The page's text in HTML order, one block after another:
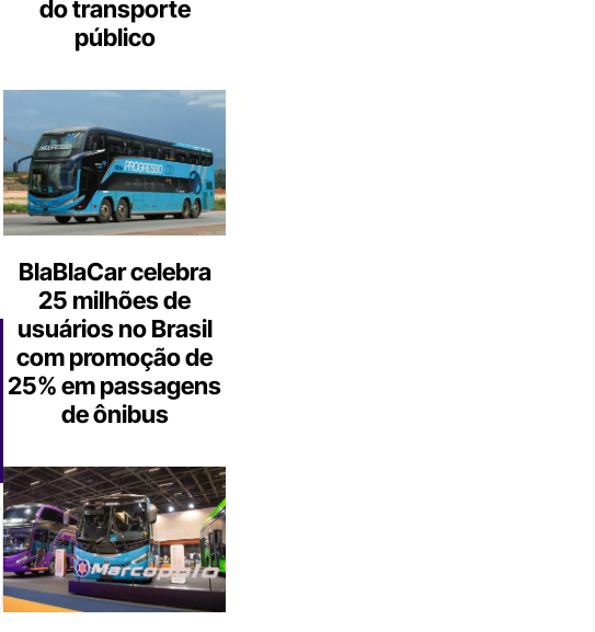
do transporte
público
BlaBlaCar celebra
25 milhões de
usuários no Brasil
com promoção de
25% em passagens
de ônibus